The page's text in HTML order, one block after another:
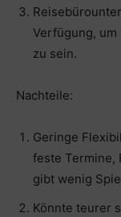
Verfügung,
zu sein.
Nachteile:
Geringe
feste Termine,
gibt wenig
Könnte teurer